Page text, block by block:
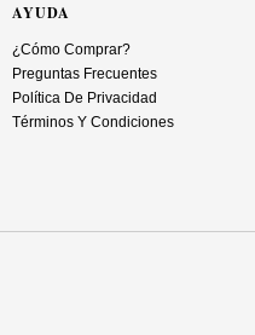
AYUDA
¿Cómo Comprar?
Preguntas Frecuentes
Política De Privacidad
Términos Y Condiciones